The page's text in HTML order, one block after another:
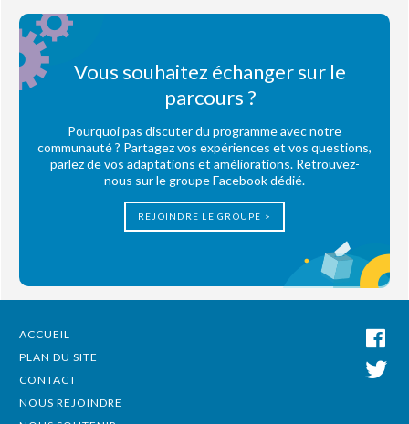
Vous souhaitez échanger sur le
parcours ?
Pourquoi pas discuter du programme avec notre
communauté ? Partagez vos expériences et vos questions,
parlez de vos adaptations et améliorations. Retrouvez-
nous sur le groupe Facebook dédié.
REJOINDRE LE GROUPE >
ACCUEIL
PLAN DU SITE
CONTACT
NOUS REJOINDRE